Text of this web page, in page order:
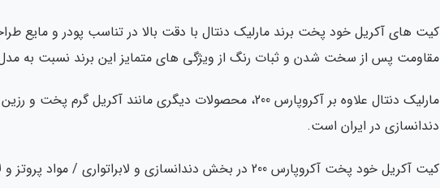
کیت های آکریل خود پخت برند مارلیک دنتال با دقت بالا در تناسب پودر و مایع
مقاومت پس از سخت شدن و ثبات رنگ از ویژگی های متمایز این برند نسبت به
مارلیک دنتال علاوه بر آکروپارس 200، محصولات دیگری مانند
دندانسازی در ایران است.
کیت آکریل خود پخت آکروپارس 200 در بخش دندانسازی و لابراتواری / مواد پروتز و لابراتواری قرار می گیرد.